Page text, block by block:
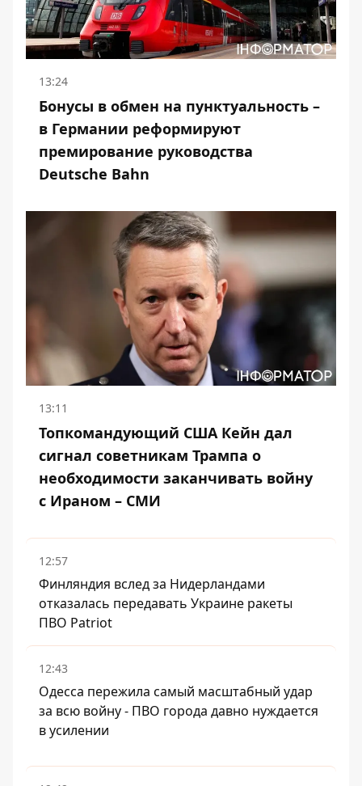
13:24
Бонусы в обмен на пунктуальность –
в Германии реформируют
премирование руководства
Deutsche Bahn
13:11
Топкомандующий США Кейн дал
сигнал советникам Трампа о
необходимости заканчивать войну
с Ираном – СМИ
12:57
Финляндия вслед за Нидерландами
отказалась передавать Украине ракеты
ПВО Patriot
12:43
Одесса пережила самый масштабный удар
за всю войну - ПВО города давно нуждается
в усилении